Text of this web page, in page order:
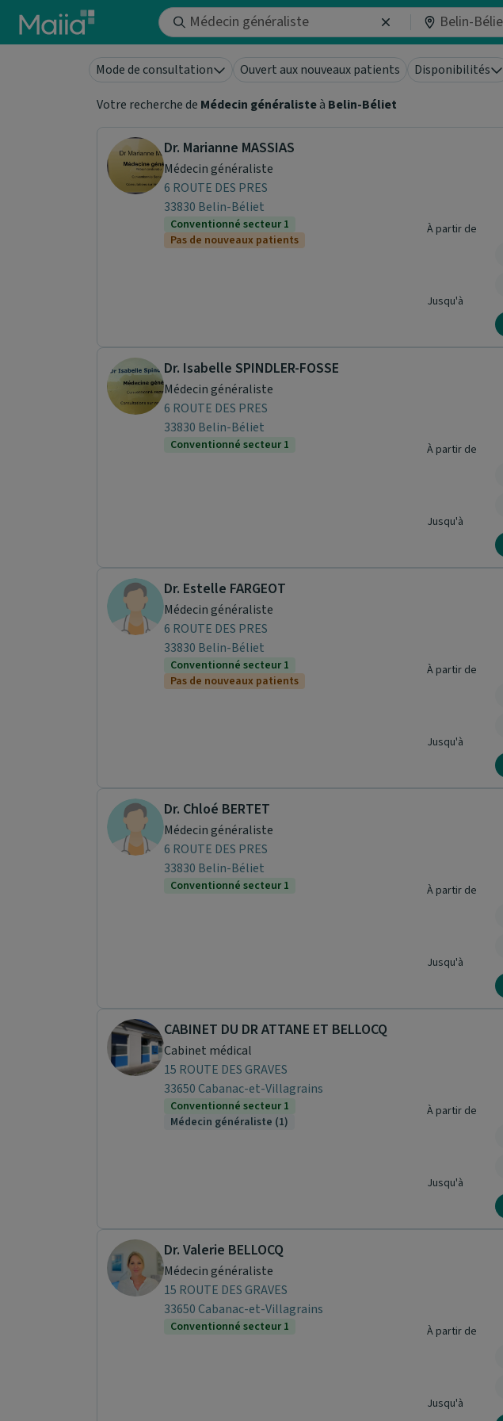
Aller au contenu principal
Mode de consultation Ouvert aux nouveaux patients Disponibilités
Votre recherche de Médecin généralisteà Belin-Béliet
Dr. Marianne MASSIAS
Médecin généraliste
6 ROUTE DES PRES
33830 Belin-Béliet
Conventionné secteur 1
Pas de nouveaux patients
À partir de
Jusqu'à
Dr. Isabelle SPINDLER-FOSSE
Médecin généraliste
6 ROUTE DES PRES
33830 Belin-Béliet
Conventionné secteur 1 À partir de
Jusqu'à
Dr. Estelle FARGEOT
Médecin généraliste
6 ROUTE DES PRES
33830 Belin-Béliet
Conventionné secteur 1
Pas de nouveaux patients
À partir de
Jusqu'à
Dr. Chloé BERTET
Médecin généraliste
6 ROUTE DES PRES
33830 Belin-Béliet
Conventionné secteur 1 À partir de
Jusqu'à
CABINET DU DR ATTANE ET BELLOCQ
Cabinet médical
15 ROUTE DES GRAVES
33650 Cabanac-et-Villagrains
Conventionné secteur 1
Médecin généraliste (1)
À partir de
Jusqu'à
Dr. Valerie BELLOCQ
Médecin généraliste
15 ROUTE DES GRAVES
33650 Cabanac-et-Villagrains
Conventionné secteur 1 À partir de
Jusqu'à